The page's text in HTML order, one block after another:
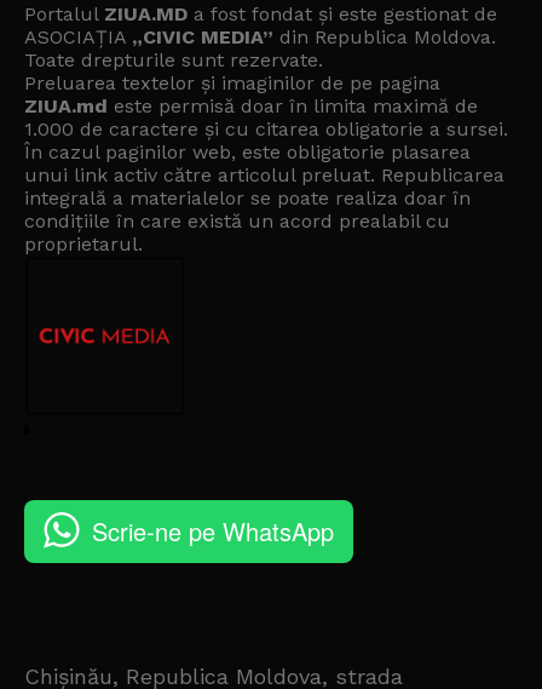
Portalul ZIUA.MD a fost fondat și este gestionat de
ASOCIAȚIA „CIVIC MEDIA” din Republica Moldova.
Toate drepturile sunt rezervate.
Preluarea textelor și imaginilor de pe pagina
ZIUA.md este permisă doar în limita maximă de
1.000 de caractere și cu citarea obligatorie a sursei.
În cazul paginilor web, este obligatorie plasarea
unui link activ către articolul preluat. Republicarea
integrală a materialelor se poate realiza doar în
condițiile în care există un acord prealabil cu
proprietarul.
Scrie-ne pe WhatsApp
Chișinău, Republica Moldova, strada